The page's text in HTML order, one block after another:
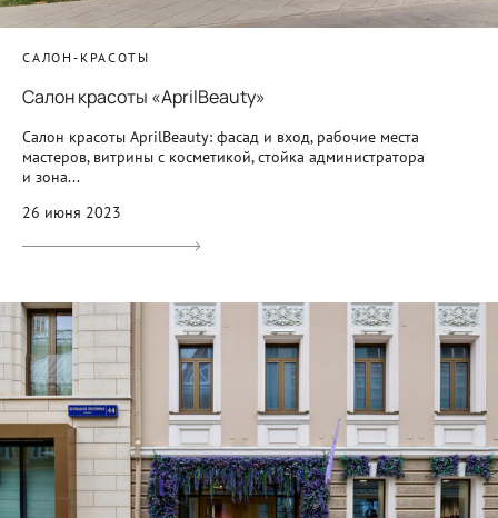
САЛОН-КРАСОТЫ
Салон красоты «AprilBeauty»
Салон красоты AprilBeauty: фасад и вход, рабочие места
мастеров, витрины с косметикой, стойка администратора
и зона...
26 июня 2023